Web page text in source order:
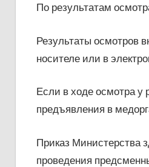
По результатам
Результаты осмотров
носителе или в
Если в ходе осмотра у
предъявления в
Приказ Министерства
проведения